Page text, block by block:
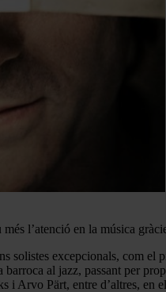
l’atenció en la música
solistes excepcionals, com
al jazz, passant per
Arvo Pärt, entre d’altres, en